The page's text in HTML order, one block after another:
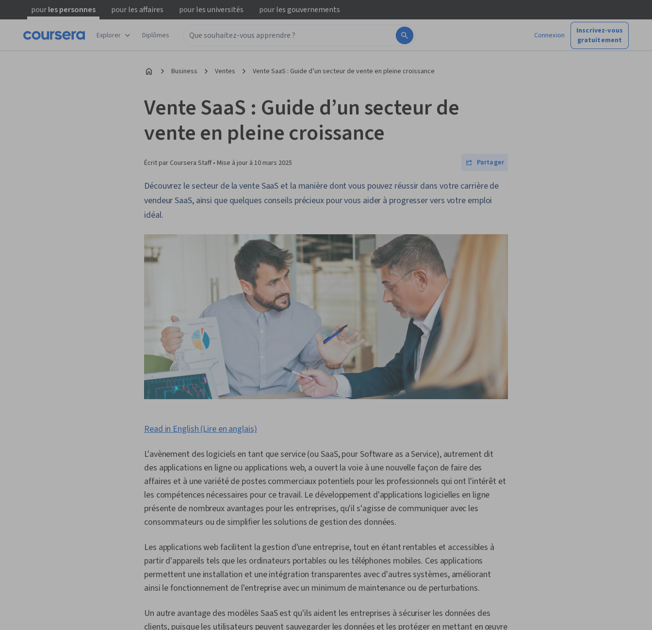
pourles personnes pourles affaires pourles universités pourles gouvernements
Explorer Diplômes Connexion
Inscrivez-vous
gratuitement
Business Ventes Vente SaaS : Guide d’un secteur de vente en pleine croissance
Vente SaaS : Guide d’un secteur de
vente en pleine croissance
Écrit par Coursera Staff • Mise à jour à 10 mars 2025 Partager
Découvrez le secteur de la vente SaaS et la manière dont vous pouvez réussir dans votre carrière de
vendeur SaaS, ainsi que quelques conseils précieux pour vous aider à progresser vers votre emploi
idéal.
Read in English (Lire en anglais)
L'avènement des logiciels en tant que service (ou SaaS, pour Software as a Service), autrement dit
des applications en ligne ou applications web, a ouvert la voie à une nouvelle façon de faire des
affaires et à une variété de postes commerciaux potentiels pour les professionnels qui ont l'intérêt et
les compétences nécessaires pour ce travail. Le développement d'applications logicielles en ligne
présente de nombreux avantages pour les entreprises, qu'il s'agisse de communiquer avec les
consommateurs ou de simplifier les solutions de gestion des données.
Les applications web facilitent la gestion d'une entreprise, tout en étant rentables et accessibles à
partir d'appareils tels que les ordinateurs portables ou les téléphones mobiles. Ces applications
permettent une installation et une intégration transparentes avec d'autres systèmes, améliorant
ainsi le fonctionnement de l'entreprise avec un minimum de maintenance ou de perturbations.
Un autre avantage des modèles SaaS est qu'ils aident les entreprises à sécuriser les données des
clients, puisque les utilisateurs peuvent sauvegarder les données et les protéger en mettant en œuvre